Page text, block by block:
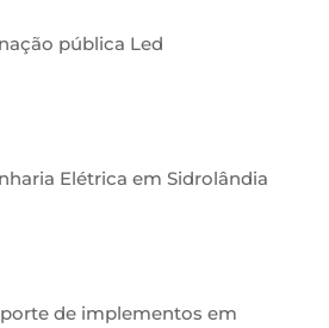
pública Led
Elétrica em Sidrolândia
de implementos em